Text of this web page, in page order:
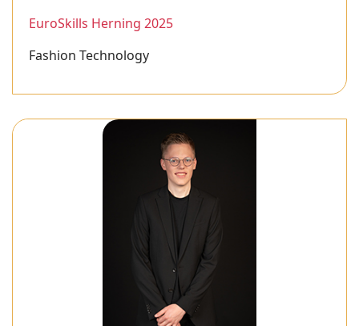
EuroSkills Herning 2025
Fashion Technology